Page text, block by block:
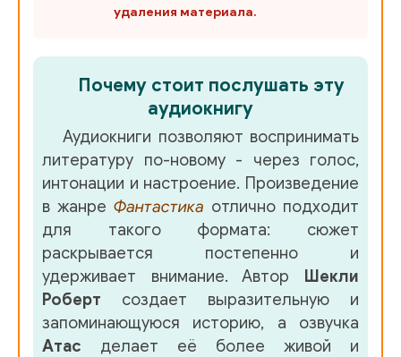
удаления материала.
Почему стоит послушать эту
аудиокнигу
Аудиокниги позволяют воспринимать
литературу по-новому - через голос,
интонации и настроение. Произведение
в жанре Фантастика отлично подходит
для такого формата: сюжет
раскрывается постепенно и
удерживает внимание. Автор Шекли
Роберт создает выразительную и
запоминающуюся историю, а озвучка
Атас делает её более живой и